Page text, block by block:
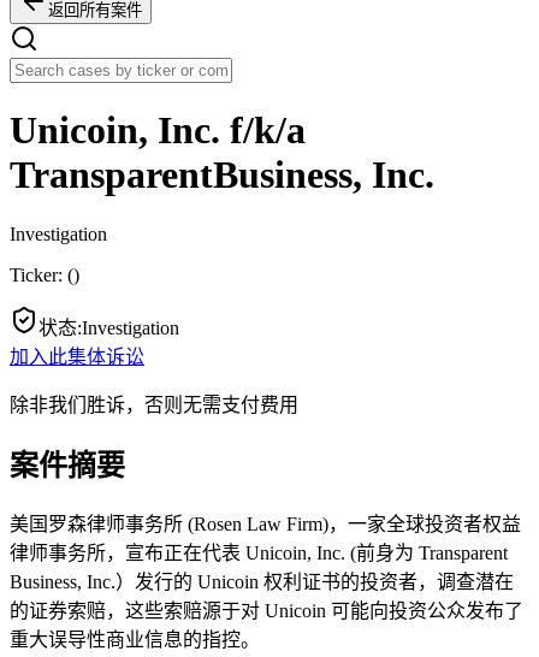
返回所有案件
Unicoin, Inc. f/k/a
TransparentBusiness, Inc.
Investigation
Ticker: ()
状态:Investigation
加入此集体诉讼
除非我们胜诉，否则无需支付费用
案件摘要
美国罗森律师事务所 (Rosen Law Firm)，一家全球投资者权益
律师事务所，宣布正在代表 Unicoin, Inc. (前身为 Transparent
Business, Inc.）发行的 Unicoin 权利证书的投资者，调查潜在
的证券索赔，这些索赔源于对 Unicoin 可能向投资公众发布了
重大误导性商业信息的指控。